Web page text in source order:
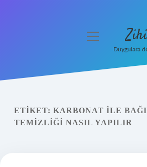
Yasal Uyarı
menüyü
Duygulara
ETIKET: KARBONAT ILE
TEMIZLIĞI NASIL YAPILIR